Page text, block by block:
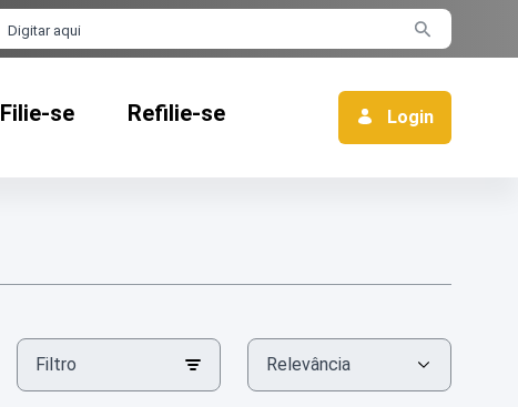
Barra de busca
Filie-se Refilie-se Login